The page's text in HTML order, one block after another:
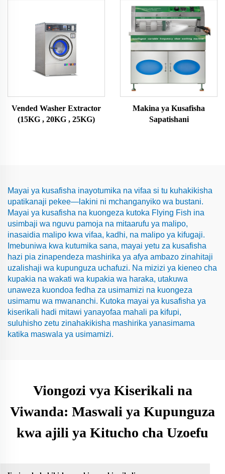
Vended Washer Extractor
(15KG , 20KG , 25KG)
Makina ya Kusafisha
Sapatishani
Mayai ya kusafisha inayotumika na vifaa si tu kuhakikisha
upatikanaji pekee—lakini ni mchanganyiko wa bustani.
Mayai ya kusafisha na kuongeza kutoka Flying Fish ina
usimbaji wa nguvu pamoja na mitaarufu ya malipo,
inasaidia malipo kwa vifaa, kadhi, na malipo ya kifugaji.
Imebuniwa kwa kutumika sana, mayai yetu za kusafisha
hazi pia zinapendeza mashirika ya afya ambazo zinahitaji
uzalishaji wa kupunguza uchafuzi. Na mizizi ya kieneo cha
kupakia na wakati wa kupakia wa haraka, utakuwa
unaweza kuondoa fedha za usimamizi na kuongeza
usimamu wa mwananchi. Kutoka mayai ya kusafisha ya
kiserikali hadi mitawi yanayofaa mahali pa kifupi,
suluhisho zetu zinahakikisha mashirika yanasimama
katika maswala ya usimamizi.
Viongozi vya Kiserikali na
Viwanda: Maswali ya Kupunguza
kwa ajili ya Kitucho cha Uzoefu